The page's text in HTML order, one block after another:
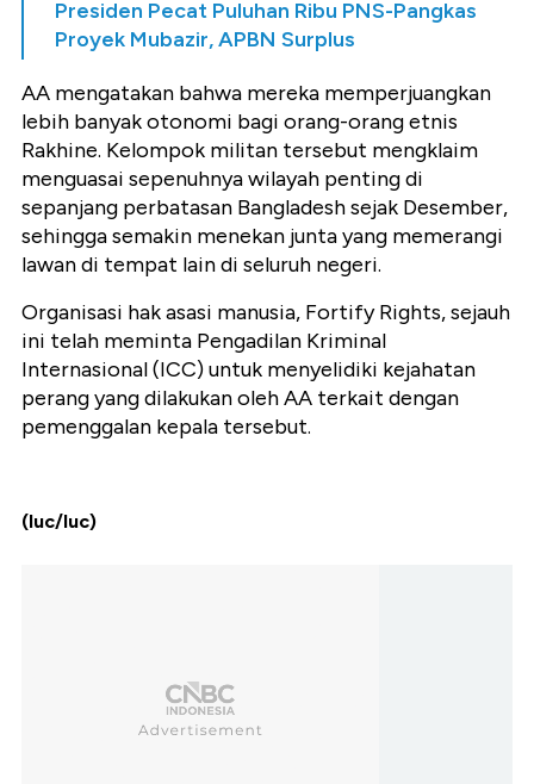
Presiden Pecat Puluhan Ribu PNS-Pangkas
Proyek Mubazir, APBN Surplus
AA mengatakan bahwa mereka memperjuangkan
lebih banyak otonomi bagi orang-orang etnis
Rakhine. Kelompok militan tersebut mengklaim
menguasai sepenuhnya wilayah penting di
sepanjang perbatasan Bangladesh sejak Desember,
sehingga semakin menekan junta yang memerangi
lawan di tempat lain di seluruh negeri.
Organisasi hak asasi manusia, Fortify Rights, sejauh
ini telah meminta Pengadilan Kriminal
Internasional (ICC) untuk menyelidiki kejahatan
perang yang dilakukan oleh AA terkait dengan
pemenggalan kepala tersebut.
(luc/luc)